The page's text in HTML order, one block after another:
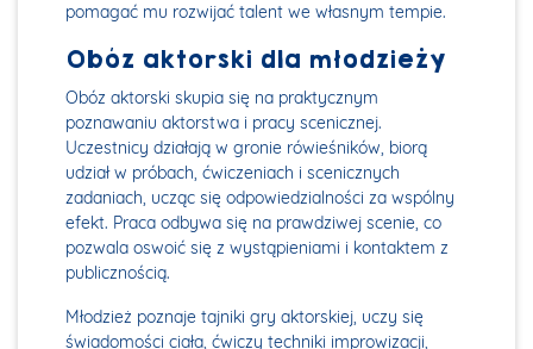
pomagać mu rozwijać talent we własnym tempie.
Obóz aktorski dla młodzieży
Obóz aktorski skupia się na praktycznym
poznawaniu aktorstwa i pracy scenicznej.
Uczestnicy działają w gronie rówieśników, biorą
udział w próbach, ćwiczeniach i scenicznych
zadaniach, ucząc się odpowiedzialności za wspólny
efekt. Praca odbywa się na prawdziwej scenie, co
pozwala oswoić się z wystąpieniami i kontaktem z
publicznością.
Młodzież poznaje tajniki gry aktorskiej, uczy się
świadomości ciała, ćwiczy techniki improwizacji,